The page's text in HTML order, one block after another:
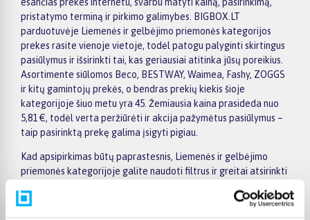
pristatymo terminą ir pirkimo galimybes. BIGBOX.LT
parduotuvėje Liemenės ir gelbėjimo priemonės kategorijos
prekes rasite vienoje vietoje, todėl patogu palyginti skirtingus
pasiūlymus ir išsirinkti tai, kas geriausiai atitinka jūsų poreikius.
Asortimente siūlomos Beco, BESTWAY, Waimea, Fashy, ZOGGS
ir kitų gamintojų prekės, o bendras prekių kiekis šioje
kategorijoje šiuo metu yra 45. Žemiausia kaina prasideda nuo
5,81 €, todėl verta peržiūrėti ir akcija pažymėtus pasiūlymus –
taip pasirinktą prekę galima įsigyti pigiau.
Kad apsipirkimas būtų paprastesnis, Liemenės ir gelbėjimo
priemonės kategorijoje galite naudoti filtrus ir greitai atsirinkti
kriterijus. Prekių sąraše lengva peržiūrėti pagrindinius